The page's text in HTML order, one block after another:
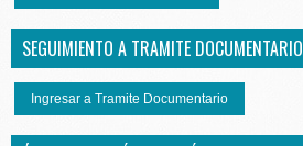
SEGUIMIENTO A TRAMITE DOCUMENTARIO
Ingresar a Tramite Documentario